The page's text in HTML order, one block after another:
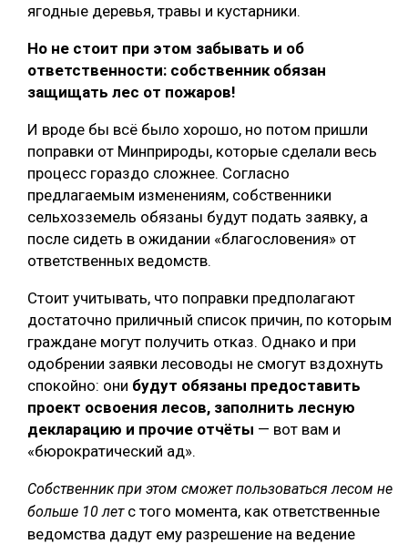
ягодные деревья, травы и кустарники.
Но не стоит при этом забывать и об
ответственности: собственник обязан
защищать лес от пожаров!
И вроде бы всё было хорошо, но потом пришли
поправки от Минприроды, которые сделали весь
процесс гораздо сложнее. Согласно
предлагаемым изменениям, собственники
сельхозземель обязаны будут подать заявку, а
после сидеть в ожидании «благословения» от
ответственных ведомств.
Стоит учитывать, что поправки предполагают
достаточно приличный список причин, по которым
граждане могут получить отказ. Однако и при
одобрении заявки лесоводы не смогут вздохнуть
спокойно: они будут обязаны предоставить
проект освоения лесов, заполнить лесную
декларацию и прочие отчёты — вот вам и
«бюрократический ад».
Собственник при этом сможет пользоваться лесом не
больше 10 летс того момента, как ответственные
ведомства дадут ему разрешение на ведение